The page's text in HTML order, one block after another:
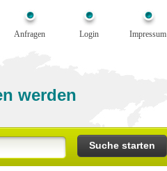
Anfragen Login Impressum
werden